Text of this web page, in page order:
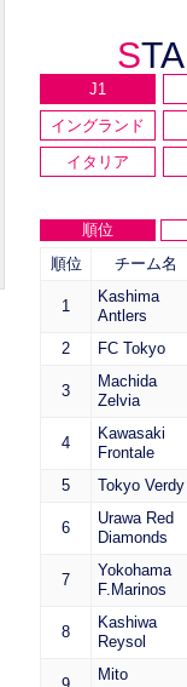
J1
イングランド
イタリア
順位
順位
チーム名
1
Kashima
Antlers
2 FC Tokyo
3
Machida
Zelvia
4
Kawasaki
Frontale
5 Tokyo Verdy
6
Urawa Red
Diamonds
7
Yokohama
F.Marinos
8
Kashiwa
Reysol
Mito